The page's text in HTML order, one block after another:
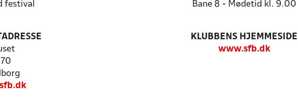
festival
Bane 8 - Mødetid kl. 9.00
KLUBBENS HJEMMESIDE
www.sfb.dk